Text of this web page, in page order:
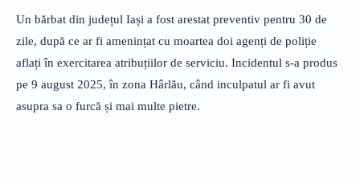
Un bărbat din județul Iași a fost arestat preventiv pentru 30 de
zile, după ce ar fi amenințat cu moartea doi agenți de poliție
aflați în exercitarea atribuțiilor de serviciu. Incidentul s-a produs
pe 9 august 2025, în zona Hârlău, când inculpatul ar fi avut
asupra sa o furcă și mai multe pietre.